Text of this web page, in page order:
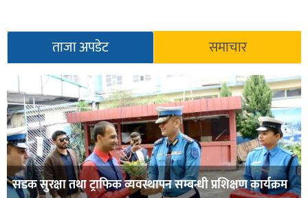
ताजा अपडेट समाचार
सडक सुरक्षा तथा ट्राफिक व्यवस्थापन सम्बन्धी प्रशिक्षण कार्यक्रम